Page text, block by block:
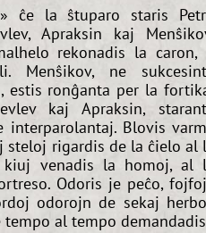
ĉe la ŝtuparo staris
Apraksin kaj
rekonadis la
Menŝikov, ne
estis ronĝanta per la
kaj Apraksin,
interparolantaj. Blovis
steloj rigardis de la ĉielo al
kiuj venadis la homoj, al
Odoris je peĉo,
odorojn de sekaj
tempo al tempo